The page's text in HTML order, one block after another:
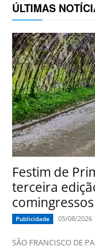
ÚLTIMAS
Festim de
terceira
Publicidade 05/08/2026
SÃO FRANCISCO DE